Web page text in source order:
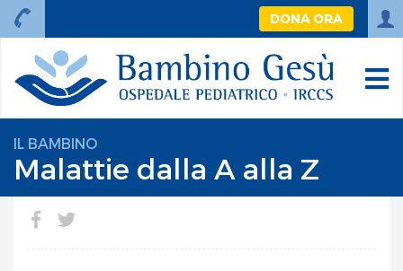
DONA ORA
IL BAMBINO
Malattie dalla A alla Z